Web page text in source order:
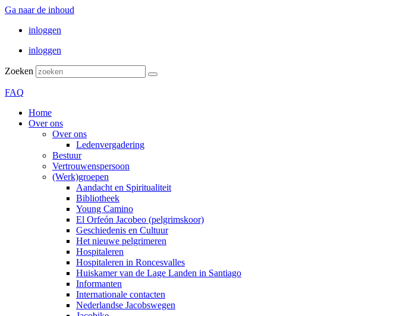
Ga naar de inhoud
inloggen
inloggen
Zoeken
FAQ
Home
Over ons
Over ons
Ledenvergadering
Bestuur
Vertrouwenspersoon
(Werk)groepen
Aandacht en Spiritualiteit
Bibliotheek
Young Camino
El Orfeón Jacobeo (pelgrimskoor)
Geschiedenis en Cultuur
Het nieuwe pelgrimeren
Hospitaleren
Hospitaleren in Roncesvalles
Huiskamer van de Lage Landen in Santiago
Informanten
Internationale contacten
Nederlandse Jacobswegen